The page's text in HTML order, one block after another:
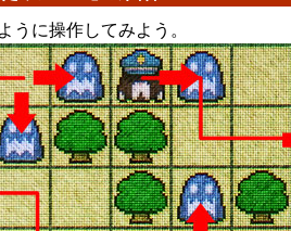
うに操作してみよう。